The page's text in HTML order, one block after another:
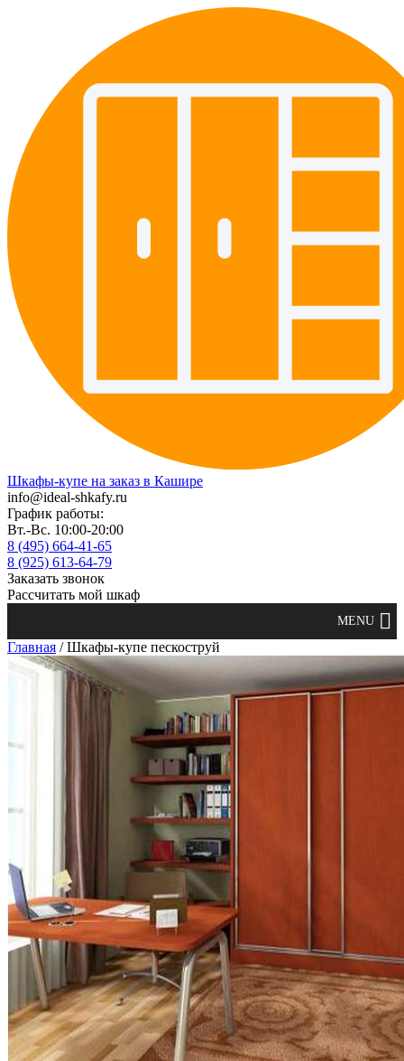
Шкафы-купе на заказ в Кашире
info@ideal-shkafy.ru
График работы:
Вт.-Вс. 10:00-20:00
8 (495) 664-41-65
8 (925) 613-64-79
Заказать звонок
Рассчитать мой шкаф
Главная / Шкафы-купе пескоструй